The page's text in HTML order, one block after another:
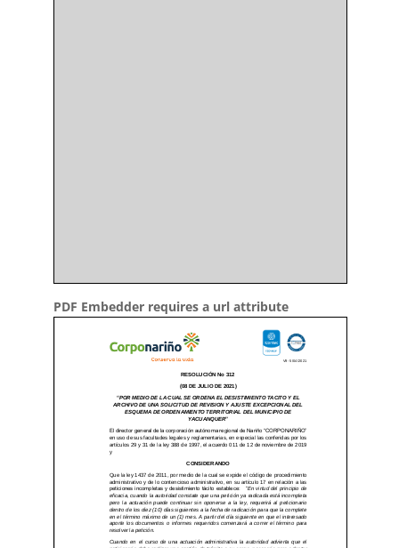
PDF Embedder requires a url attribute